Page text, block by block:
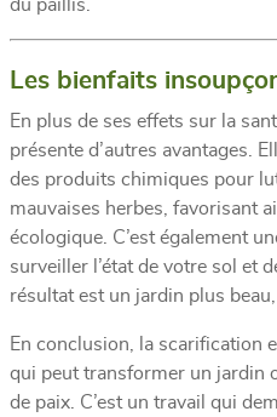
du paillis.
Les bienfaits
En plus de ses effets sur la
présente d’autres avantages.
des produits chimiques pour
mauvaises herbes, favorisant
écologique. C’est également
surveiller l’état de votre sol et
résultat est un jardin plus
En conclusion, la scarification
qui peut transformer un jardin
de paix. C’est un travail qui